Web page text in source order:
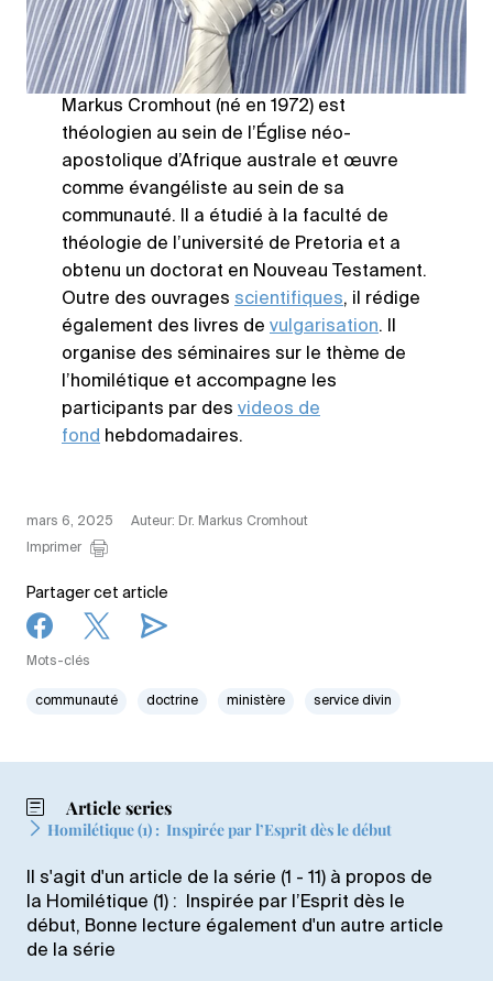
Markus Cromhout (né en 1972) est
théologien au sein de l’Église néo-
apostolique d’Afrique australe et œuvre
comme évangéliste au sein de sa
communauté. Il a étudié à la faculté de
théologie de l’université de Pretoria et a
obtenu un doctorat en Nouveau Testament.
Outre des ouvrages scientifiques, il rédige
également des livres de vulgarisation. Il
organise des séminaires sur le thème de
l’homilétique et accompagne les
participants par des videos de
fond hebdomadaires.
mars 6, 2025
Auteur: Dr. Markus Cromhout
Imprimer
Partager cet article
Mots-clés
communauté doctrine ministère service divin
Article series
Homilétique (1) : Inspirée par l’Esprit dès le début
Il s'agit d'un article de la série (1 - 11) à propos de
la Homilétique (1) : Inspirée par l’Esprit dès le
début, Bonne lecture également d'un autre article
de la série